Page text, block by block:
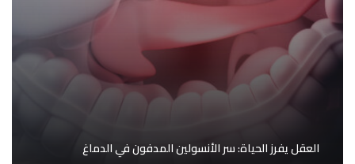
العقل يفرز الحياة: سر الأنسولين المدفون في الدماغ